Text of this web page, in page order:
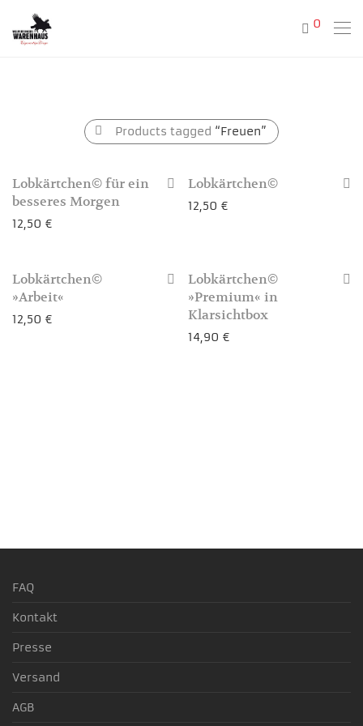
0
Products tagged “Freuen”
Lobkärtchen© für ein
besseres Morgen
12,50 €
3-4 Werktage
Lobkärtchen©
12,50 €
Lobkärtchen©
»Arbeit«
12,50 €
Lobkärtchen©
»Premium« in
Klarsichtbox
14,90 €
FAQ
Kontakt
Presse
Versand
AGB